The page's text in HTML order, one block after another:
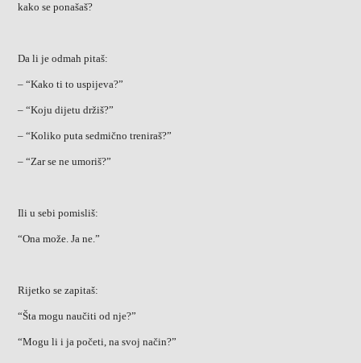
kako se ponašaš?
Da li je odmah pitaš:
– “Kako ti to uspijeva?”
– “Koju dijetu držiš?”
– “Koliko puta sedmično treniraš?”
– “Zar se ne umoriš?”
Ili u sebi pomisliš:
“Ona može. Ja ne.”
Rijetko se zapitaš:
“Šta mogu naučiti od nje?”
“Mogu li i ja početi, na svoj način?”